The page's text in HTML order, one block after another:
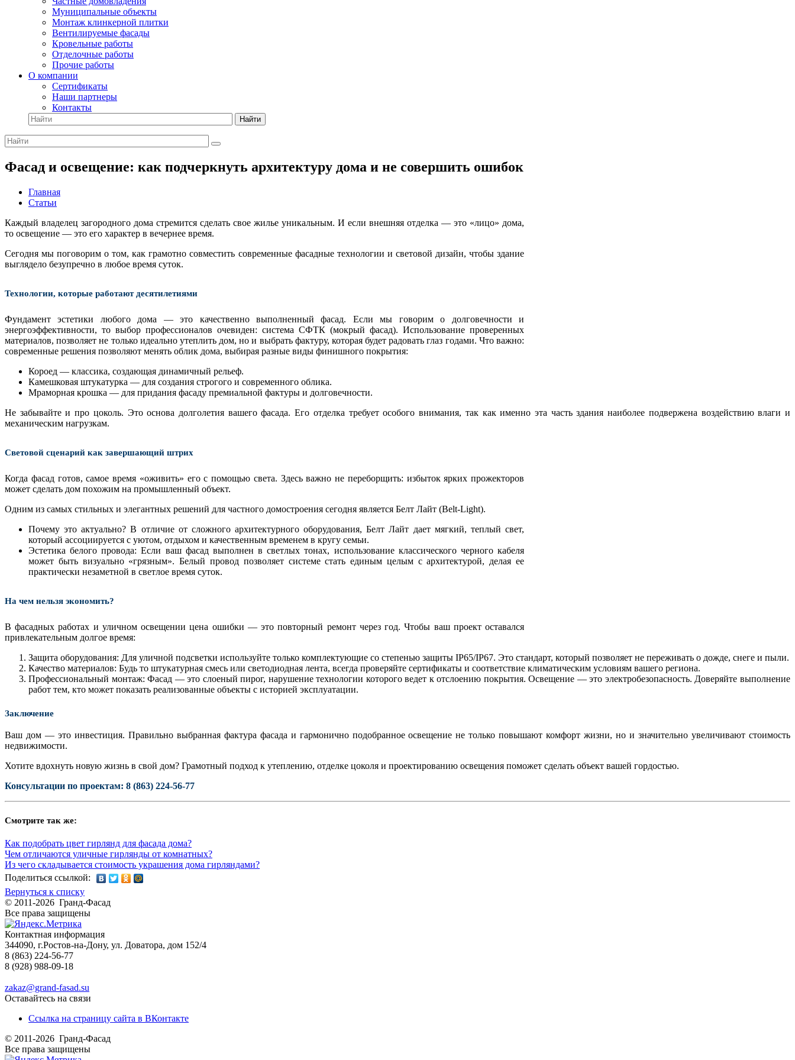
Муниципальные объекты
Монтаж клинкерной плитки
Вентилируемые фасады
Кровельные работы
Отделочные работы
Прочие работы
О компании
Сертификаты
Наши партнеры
Контакты
Найти
Фасад и освещение: как подчеркнуть архитектуру дома и не совершить ошибок
Главная
Статьи
Каждый владелец загородного дома стремится сделать свое жилье уникальным. И если внешняя отделка — это «лицо» дома,
то освещение — это его характер в вечернее время.
Сегодня мы поговорим о том, как грамотно совместить современные фасадные технологии и световой дизайн, чтобы здание
выглядело безупречно в любое время суток.
Технологии, которые работают десятилетиями
Фундамент эстетики любого дома — это качественно выполненный фасад. Если мы говорим о долговечности и
энергоэффективности, то выбор профессионалов очевиден: система СФТК (мокрый фасад). Использование проверенных
материалов, позволяет не только идеально утеплить дом, но и выбрать фактуру, которая будет радовать глаз годами. Что важно:
современные решения позволяют менять облик дома, выбирая разные виды финишного покрытия:
Короед — классика, создающая динамичный рельеф.
Камешковая штукатурка — для создания строгого и современного облика.
Мраморная крошка — для придания фасаду премиальной фактуры и долговечности.
Не забывайте и про цоколь. Это основа долголетия вашего фасада. Его отделка требует особого внимания, так как именно эта часть здания наиболее подвержена воздействию влаги и
механическим нагрузкам.
Световой сценарий как завершающий штрих
Когда фасад готов, самое время «оживить» его с помощью света. Здесь важно не переборщить: избыток ярких прожекторов
может сделать дом похожим на промышленный объект.
Одним из самых стильных и элегантных решений для частного домостроения сегодня является Белт Лайт (Belt-Light).
Почему это актуально? В отличие от сложного архитектурного оборудования, Белт Лайт дает мягкий, теплый свет,
который ассоциируется с уютом, отдыхом и качественным временем в кругу семьи.
Эстетика белого провода: Если ваш фасад выполнен в светлых тонах, использование классического черного кабеля
может быть визуально «грязным». Белый провод позволяет системе стать единым целым с архитектурой, делая ее
практически незаметной в светлое время суток.
На чем нельзя экономить?
В фасадных работах и уличном освещении цена ошибки — это повторный ремонт через год. Чтобы ваш проект оставался
привлекательным долгое время:
Защита оборудования: Для уличной подсветки используйте только комплектующие со степенью защиты IP65/IP67. Это стандарт, который позволяет не переживать о дожде, снеге и пыли.
Качество материалов: Будь то штукатурная смесь или светодиодная лента, всегда проверяйте сертификаты и соответствие климатическим условиям вашего региона.
Профессиональный монтаж: Фасад — это слоеный пирог, нарушение технологии которого ведет к отслоению покрытия. Освещение — это электробезопасность. Доверяйте выполнение
работ тем, кто может показать реализованные объекты с историей эксплуатации.
Заключение
Ваш дом — это инвестиция. Правильно выбранная фактура фасада и гармонично подобранное освещение не только повышают комфорт жизни, но и значительно увеличивают стоимость
недвижимости.
Хотите вдохнуть новую жизнь в свой дом? Грамотный подход к утеплению, отделке цоколя и проектированию освещения поможет сделать объект вашей гордостью.
Консультации по проектам: 8 (863) 224-56-77
Смотрите так же:
Как подобрать цвет гирлянд для фасада дома?
Чем отличаются уличные гирлянды от комнатных?
Из чего складывается стоимость украшения дома гирляндами?
Поделиться ссылкой:
Вернуться к списку
© 2011-2026 Гранд-Фасад
Все права защищены
Контактная информация
344090, г.Ростов-на-Дону, ул. Доватора, дом 152/4
8 (863) 224-56-77
8 (928) 988-09-18
zakaz@grand-fasad.su
Оставайтесь на связи
Ссылка на страницу сайта в ВКонтакте
© 2011-2026 Гранд-Фасад
Все права защищены